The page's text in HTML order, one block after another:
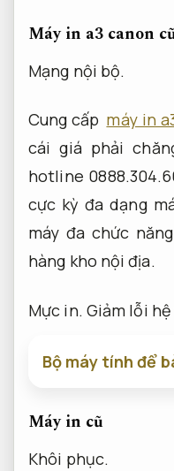
Máy in a3 canon
Mạng nội bộ.
Cung cấp máy in
cái giá phải
hotline
cực kỳ đa dạng
máy đa chức
hàng kho nội địa.
Mực in. Giảm lỗi
Bộ máy tính để
Máy in cũ
Khôi phục.